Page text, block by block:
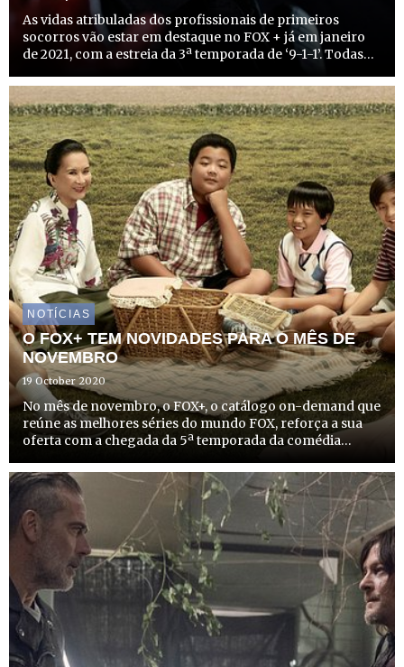
As vidas atribuladas dos profissionais de primeiros
socorros vão estar em destaque no FOX + já em janeiro
de 2021, com a estreia da 3ª temporada de ‘9-1-1’. Todas
paramédicos e bombeiros de Los Angeles prontos a
atuar ...
NOTÍCIAS
O FOX+ TEM NOVIDADES PARA O MÊS DE
NOVEMBRO
19 October 2020
No mês de novembro, o FOX+, o catálogo on-demand que
reúne as melhores séries do mundo FOX, reforça a sua
oferta com a chegada da 5ª temporada da comédia